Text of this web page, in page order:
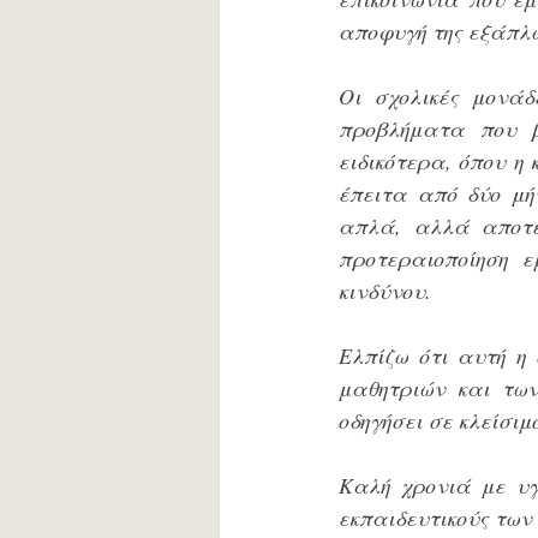
αποφυγή της
Οι σχολικές
προβλήματα που
ειδικότερα, όπου
έπειτα από δύο
απλά, αλλά
προτεραιοποίηση
κινδύνου.
Ελπίζω ότι αυτή η
μαθητριών και
οδηγήσει σε
Καλή χρονιά με
εκπαιδευτικούς